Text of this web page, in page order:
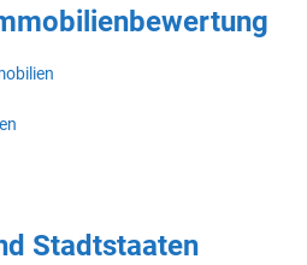
Stadtstaaten